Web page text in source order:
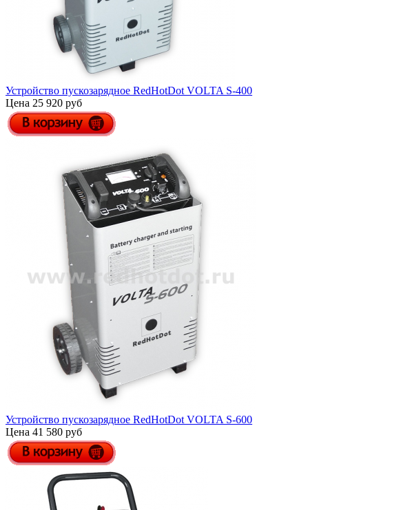
Устройство пускозарядное RedHotDot VOLTA S-400
Цена 25 920 руб
Устройство пускозарядное RedHotDot VOLTA S-600
Цена 41 580 руб